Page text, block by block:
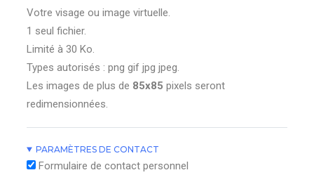
Votre visage ou image virtuelle.
1 seul fichier.
Limité à 30 Ko.
Types autorisés : png gif jpg jpeg.
Les images de plus de 85x85 pixels seront
redimensionnées.
PARAMÈTRES DE CONTACT
Formulaire de contact personnel